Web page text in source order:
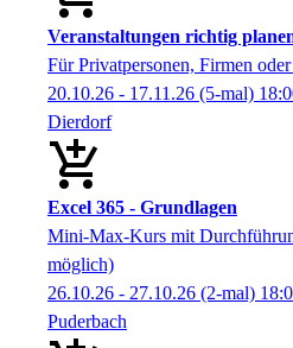
Veranstaltungen richtig
Für Privatpersonen, Firmen
20.10.26 - 17.11.26 (5-mal)
Dierdorf
Excel 365 - Grundlagen
Mini-Max-Kurs mit
möglich)
26.10.26 - 27.10.26 (2-mal)
Puderbach